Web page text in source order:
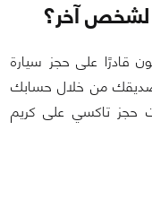
لشخص آخر؟
قادرًا على حجز سيارة
من خلال حسابك
حجز تاكسي على كريم